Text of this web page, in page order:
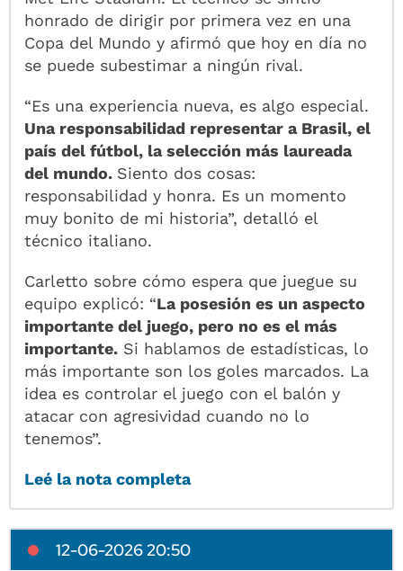
honrado de dirigir por primera vez en una
Copa del Mundo y afirmó que hoy en día no
se puede subestimar a ningún rival.
“Es una experiencia nueva, es algo especial.
Una responsabilidad representar a Brasil, el
país del fútbol, la selección más laureada
del mundo. Siento dos cosas:
responsabilidad y honra. Es un momento
muy bonito de mi historia”, detalló el
técnico italiano.
Carletto sobre cómo espera que juegue su
equipo explicó: “La posesión es un aspecto
importante del juego, pero no es el más
importante. Si hablamos de estadísticas, lo
más importante son los goles marcados. La
idea es controlar el juego con el balón y
atacar con agresividad cuando no lo
tenemos”.
Leé la nota completa
12-06-2026 20:50